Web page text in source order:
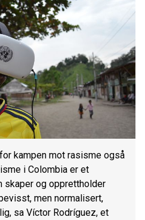
kampen mot rasisme også
i Colombia er et
skaper og opprettholder
men normalisert,
sa Víctor Rodríguez, et